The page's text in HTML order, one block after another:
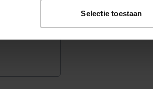
Selectie toestaan